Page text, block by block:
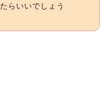
らいいでしょう